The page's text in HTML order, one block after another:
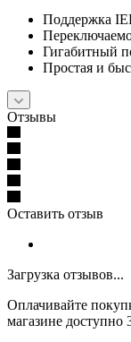
Поддержка
Гигабитный
Простая и
Отзывы
Оставить отзыв
Загрузка отзывов...
Оплачивайте
магазине доступно